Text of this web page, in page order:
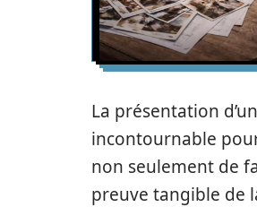
La présentation
incontournable
non seulement de
preuve tangible de